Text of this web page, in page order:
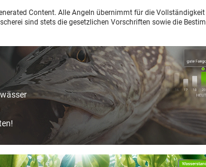
Content. Alle Angeln übernimmt für die
sind stets die gesetzlichen Vorschriften sowie die